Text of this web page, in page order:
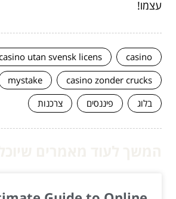
עצמו!
casino
casino utan svensk licens
casino zonder crucks
mystake
בלוג
פיננסים צרכנות